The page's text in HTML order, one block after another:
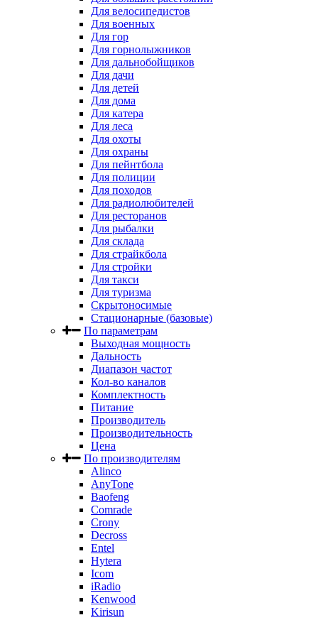
Для велосипедистов
Для военных
Для гор
Для горнолыжников
Для дальнобойщиков
Для дачи
Для детей
Для дома
Для катера
Для леса
Для охоты
Для охраны
Для пейнтбола
Для полиции
Для походов
Для радиолюбителей
Для ресторанов
Для рыбалки
Для склада
Для страйкбола
Для стройки
Для такси
Для туризма
Скрытоносимые
Стационарные (базовые)
По параметрам
Выходная мощность
Дальность
Диапазон частот
Кол-во каналов
Комплектность
Питание
Производитель
Производительность
Цена
По производителям
Alinco
AnyTone
Baofeng
Comrade
Crony
Decross
Entel
Hytera
Icom
iRadio
Kenwood
Kirisun